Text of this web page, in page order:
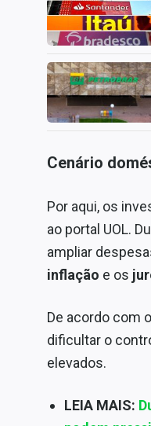
Cenário
Por aqui, os
ao portal UOL.
ampliar
inflação e os
De acordo com
dificultar o
elevados.
LEIA MAIS: